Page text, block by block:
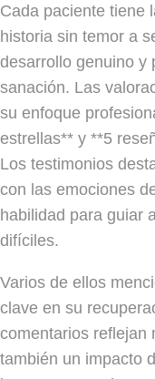
Cada paciente tiene
historia sin temor a
desarrollo genuino y
sanación. Las
su enfoque
estrellas** y **5
Los testimonios
con las emociones
habilidad para guiar
difíciles.
Varios de ellos
clave en su
comentarios reflejan
también un impacto